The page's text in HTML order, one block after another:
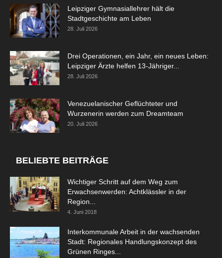
Leipziger Gymnasiallehrer hält die
Stadtgeschichte am Leben
28. Juli 2026
Drei Operationen, ein Jahr, ein neues Leben:
Leipziger Ärzte helfen 13-Jähriger...
28. Juli 2026
Venezuelanischer Geflüchteter und
Wurzenerin werden zum Dreamteam
20. Juli 2026
BELIEBTE BEITRÄGE
Wichtiger Schritt auf dem Weg zum
Erwachsenwerden: Achtklässler in der
Region...
4. Juni 2018
Interkommunale Arbeit in der wachsenden
Stadt: Regionales Handlungskonzept des
Grünen Ringes...